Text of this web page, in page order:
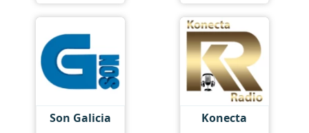
Son Galicia Konecta